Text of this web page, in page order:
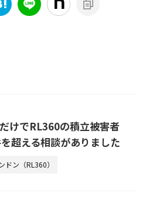
けでRL360の積立被害者
超える相談がありました
ドン（RL360）